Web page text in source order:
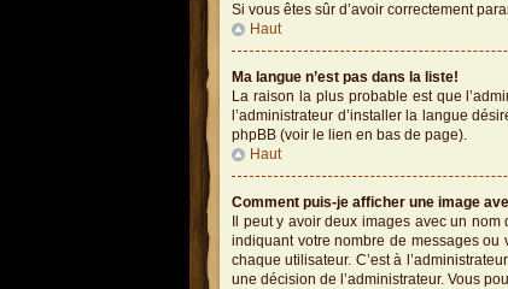
Si vous êtes sûr d’avoir correctement
Haut
Ma langue n’est pas dans la liste!
La raison la plus probable est que
l’administrateur d’installer la langue
phpBB (voir le lien en bas de page).
Haut
Comment puis-je afficher une image
Il peut y avoir deux images avec un
indiquant votre nombre de messages ou
chaque utilisateur. C’est à
une décision de l’administrateur. Vous